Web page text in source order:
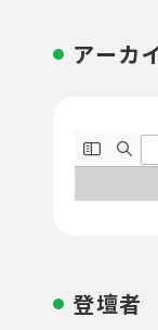
アーカ
登壇者